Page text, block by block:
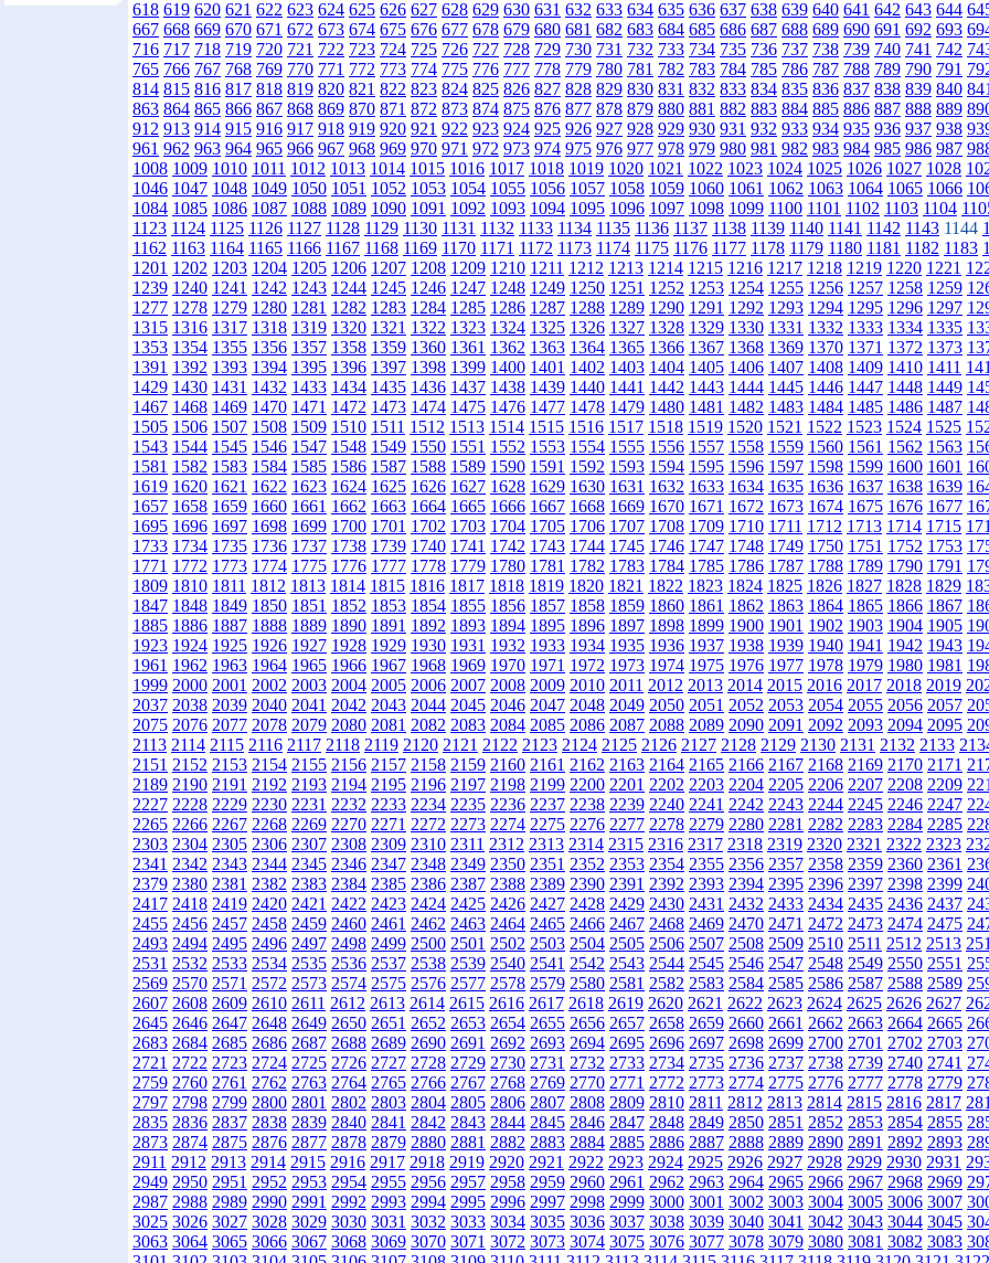
618 619 620 621 622 623 624 625 626 627 628 629 630 631 632 633 634 635 636 637 638 639 640 641 642 643 644
667 668 669 670 671 672 673 674 675 676 677 678 679 680 681 682 683 684 685 686 687 688 689 690 691 692 693
716 717 718 719 720 721 722 723 724 725 726 727 728 729 730 731 732 733 734 735 736 737 738 739 740 741 742
765 766 767 768 769 770 771 772 773 774 775 776 777 778 779 780 781 782 783 784 785 786 787 788 789 790 791
814 815 816 817 818 819 820 821 822 823 824 825 826 827 828 829 830 831 832 833 834 835 836 837 838 839 840 841
863 864 865 866 867 868 869 870 871 872 873 874 875 876 877 878 879 880 881 882 883 884 885 886 887 888 889
912 913 914 915 916 917 918 919 920 921 922 923 924 925 926 927 928 929 930 931 932 933 934 935 936 937 938
961 962 963 964 965 966 967 968 969 970 971 972 973 974 975 976 977 978 979 980 981 982 983 984 985 986 987
1008 1009 1010 1011 1012 1013 1014 1015 1016 1017 1018 1019 1020 1021 1022 1023 1024 1025 1026 1027 1028
1046 1047 1048 1049 1050 1051 1052 1053 1054 1055 1056 1057 1058 1059 1060 1061 1062 1063 1064 1065 1066
1084 1085 1086 1087 1088 1089 1090 1091 1092 1093 1094 1095 1096 1097 1098 1099 1100 1101 1102 1103 1104
1123 1124 1125 1126 1127 1128 1129 1130 1131 1132 1133 1134 1135 1136 1137 1138 1139 1140 1141 1142 1143 1144
1162 1163 1164 1165 1166 1167 1168 1169 1170 1171 1172 1173 1174 1175 1176 1177 1178 1179 1180 1181 1182 1183
1201 1202 1203 1204 1205 1206 1207 1208 1209 1210 1211 1212 1213 1214 1215 1216 1217 1218 1219 1220 1221
1239 1240 1241 1242 1243 1244 1245 1246 1247 1248 1249 1250 1251 1252 1253 1254 1255 1256 1257 1258 1259
1277 1278 1279 1280 1281 1282 1283 1284 1285 1286 1287 1288 1289 1290 1291 1292 1293 1294 1295 1296 1297
1315 1316 1317 1318 1319 1320 1321 1322 1323 1324 1325 1326 1327 1328 1329 1330 1331 1332 1333 1334 1335
1353 1354 1355 1356 1357 1358 1359 1360 1361 1362 1363 1364 1365 1366 1367 1368 1369 1370 1371 1372 1373
1391 1392 1393 1394 1395 1396 1397 1398 1399 1400 1401 1402 1403 1404 1405 1406 1407 1408 1409 1410 1411
1429 1430 1431 1432 1433 1434 1435 1436 1437 1438 1439 1440 1441 1442 1443 1444 1445 1446 1447 1448 1449
1467 1468 1469 1470 1471 1472 1473 1474 1475 1476 1477 1478 1479 1480 1481 1482 1483 1484 1485 1486 1487
1505 1506 1507 1508 1509 1510 1511 1512 1513 1514 1515 1516 1517 1518 1519 1520 1521 1522 1523 1524 1525
1543 1544 1545 1546 1547 1548 1549 1550 1551 1552 1553 1554 1555 1556 1557 1558 1559 1560 1561 1562 1563
1581 1582 1583 1584 1585 1586 1587 1588 1589 1590 1591 1592 1593 1594 1595 1596 1597 1598 1599 1600 1601
1619 1620 1621 1622 1623 1624 1625 1626 1627 1628 1629 1630 1631 1632 1633 1634 1635 1636 1637 1638 1639
1657 1658 1659 1660 1661 1662 1663 1664 1665 1666 1667 1668 1669 1670 1671 1672 1673 1674 1675 1676 1677
1695 1696 1697 1698 1699 1700 1701 1702 1703 1704 1705 1706 1707 1708 1709 1710 1711 1712 1713 1714 1715
1733 1734 1735 1736 1737 1738 1739 1740 1741 1742 1743 1744 1745 1746 1747 1748 1749 1750 1751 1752 1753
1771 1772 1773 1774 1775 1776 1777 1778 1779 1780 1781 1782 1783 1784 1785 1786 1787 1788 1789 1790 1791
1809 1810 1811 1812 1813 1814 1815 1816 1817 1818 1819 1820 1821 1822 1823 1824 1825 1826 1827 1828 1829
1847 1848 1849 1850 1851 1852 1853 1854 1855 1856 1857 1858 1859 1860 1861 1862 1863 1864 1865 1866 1867
1885 1886 1887 1888 1889 1890 1891 1892 1893 1894 1895 1896 1897 1898 1899 1900 1901 1902 1903 1904 1905
1923 1924 1925 1926 1927 1928 1929 1930 1931 1932 1933 1934 1935 1936 1937 1938 1939 1940 1941 1942 1943
1961 1962 1963 1964 1965 1966 1967 1968 1969 1970 1971 1972 1973 1974 1975 1976 1977 1978 1979 1980 1981
1999 2000 2001 2002 2003 2004 2005 2006 2007 2008 2009 2010 2011 2012 2013 2014 2015 2016 2017 2018 2019
2037 2038 2039 2040 2041 2042 2043 2044 2045 2046 2047 2048 2049 2050 2051 2052 2053 2054 2055 2056 2057
2075 2076 2077 2078 2079 2080 2081 2082 2083 2084 2085 2086 2087 2088 2089 2090 2091 2092 2093 2094 2095
2113 2114 2115 2116 2117 2118 2119 2120 2121 2122 2123 2124 2125 2126 2127 2128 2129 2130 2131 2132 2133
2151 2152 2153 2154 2155 2156 2157 2158 2159 2160 2161 2162 2163 2164 2165 2166 2167 2168 2169 2170 2171
2189 2190 2191 2192 2193 2194 2195 2196 2197 2198 2199 2200 2201 2202 2203 2204 2205 2206 2207 2208 2209
2227 2228 2229 2230 2231 2232 2233 2234 2235 2236 2237 2238 2239 2240 2241 2242 2243 2244 2245 2246 2247
2265 2266 2267 2268 2269 2270 2271 2272 2273 2274 2275 2276 2277 2278 2279 2280 2281 2282 2283 2284 2285
2303 2304 2305 2306 2307 2308 2309 2310 2311 2312 2313 2314 2315 2316 2317 2318 2319 2320 2321 2322 2323
2341 2342 2343 2344 2345 2346 2347 2348 2349 2350 2351 2352 2353 2354 2355 2356 2357 2358 2359 2360 2361
2379 2380 2381 2382 2383 2384 2385 2386 2387 2388 2389 2390 2391 2392 2393 2394 2395 2396 2397 2398 2399
2417 2418 2419 2420 2421 2422 2423 2424 2425 2426 2427 2428 2429 2430 2431 2432 2433 2434 2435 2436 2437
2455 2456 2457 2458 2459 2460 2461 2462 2463 2464 2465 2466 2467 2468 2469 2470 2471 2472 2473 2474 2475
2493 2494 2495 2496 2497 2498 2499 2500 2501 2502 2503 2504 2505 2506 2507 2508 2509 2510 2511 2512 2513
2531 2532 2533 2534 2535 2536 2537 2538 2539 2540 2541 2542 2543 2544 2545 2546 2547 2548 2549 2550 2551
2569 2570 2571 2572 2573 2574 2575 2576 2577 2578 2579 2580 2581 2582 2583 2584 2585 2586 2587 2588 2589
2607 2608 2609 2610 2611 2612 2613 2614 2615 2616 2617 2618 2619 2620 2621 2622 2623 2624 2625 2626 2627
2645 2646 2647 2648 2649 2650 2651 2652 2653 2654 2655 2656 2657 2658 2659 2660 2661 2662 2663 2664 2665
2683 2684 2685 2686 2687 2688 2689 2690 2691 2692 2693 2694 2695 2696 2697 2698 2699 2700 2701 2702 2703
2721 2722 2723 2724 2725 2726 2727 2728 2729 2730 2731 2732 2733 2734 2735 2736 2737 2738 2739 2740 2741
2759 2760 2761 2762 2763 2764 2765 2766 2767 2768 2769 2770 2771 2772 2773 2774 2775 2776 2777 2778 2779
2797 2798 2799 2800 2801 2802 2803 2804 2805 2806 2807 2808 2809 2810 2811 2812 2813 2814 2815 2816 2817
2835 2836 2837 2838 2839 2840 2841 2842 2843 2844 2845 2846 2847 2848 2849 2850 2851 2852 2853 2854 2855
2873 2874 2875 2876 2877 2878 2879 2880 2881 2882 2883 2884 2885 2886 2887 2888 2889 2890 2891 2892 2893
2911 2912 2913 2914 2915 2916 2917 2918 2919 2920 2921 2922 2923 2924 2925 2926 2927 2928 2929 2930 2931
2949 2950 2951 2952 2953 2954 2955 2956 2957 2958 2959 2960 2961 2962 2963 2964 2965 2966 2967 2968 2969
2987 2988 2989 2990 2991 2992 2993 2994 2995 2996 2997 2998 2999 3000 3001 3002 3003 3004 3005 3006 3007
3025 3026 3027 3028 3029 3030 3031 3032 3033 3034 3035 3036 3037 3038 3039 3040 3041 3042 3043 3044 3045
3063 3064 3065 3066 3067 3068 3069 3070 3071 3072 3073 3074 3075 3076 3077 3078 3079 3080 3081 3082 3083